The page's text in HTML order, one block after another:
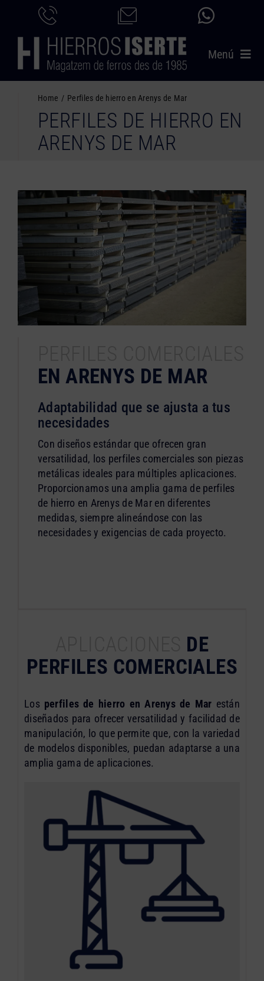
contenido
Menú
PRODUCTOS
SERVICIOS
NOSOTROS
CONTACTO
Home Perfiles de hierro en Arenys de Mar
PERFILES DE HIERRO EN
ARENYS DE MAR
EN ARENYS DE MAR
Adaptabilidad que se ajusta a tus
necesidades
Con diseños estándar que ofrecen gran
versatilidad, los perfiles comerciales son piezas
metálicas ideales para múltiples aplicaciones.
Proporcionamos una amplia gama de perfiles
de hierro en Arenys de Mar en diferentes
medidas, siempre alineándose con las
necesidades y exigencias de cada proyecto.
DE
PERFILES COMERCIALES
Los perfiles de hierro en Arenys de Mar están
diseñados para ofrecer versatilidad y facilidad de
manipulación, lo que permite que, con la variedad
de modelos disponibles, puedan adaptarse a una
amplia gama de aplicaciones.